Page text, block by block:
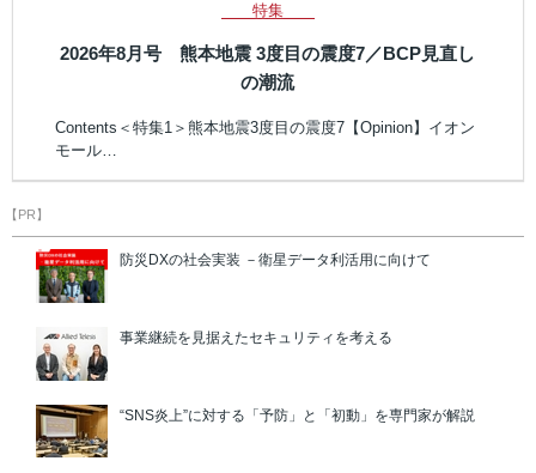
特集
2026年8月号 熊本地震 3度目の震度7／BCP見直し
の潮流
Contents＜特集1＞熊本地震3度目の震度7【Opinion】イオン
モール…
【PR】
防災DXの社会実装 －衛星データ利活用に向けて
事業継続を見据えたセキュリティを考える
“SNS炎上”に対する「予防」と「初動」を専門家が解説